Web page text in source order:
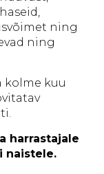
ning
ning
kolme kuu
harrastajale
naistele.